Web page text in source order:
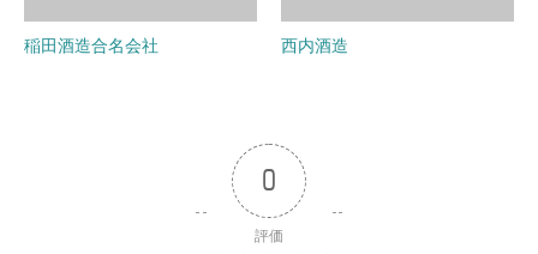
稲田酒造合名会社 西内酒造
0
評価